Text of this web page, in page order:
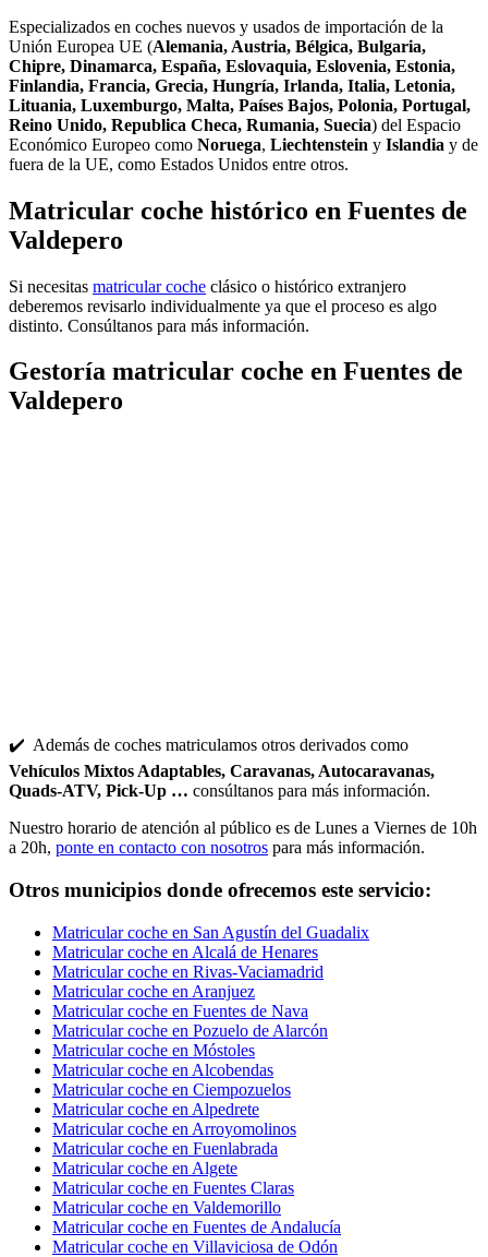
Especializados en coches nuevos y usados de importación de la
Unión Europea UE (Alemania, Austria, Bélgica, Bulgaria,
Chipre, Dinamarca, España, Eslovaquia, Eslovenia, Estonia,
Finlandia, Francia, Grecia, Hungría, Irlanda, Italia, Letonia,
Lituania, Luxemburgo, Malta, Países Bajos, Polonia, Portugal,
Reino Unido, Republica Checa, Rumania, Suecia) del Espacio
Económico Europeo como Noruega, Liechtenstein y Islandia y de
fuera de la UE, como Estados Unidos entre otros.
Matricular coche histórico en Fuentes de
Valdepero
Si necesitas matricular coche clásico o histórico extranjero
deberemos revisarlo individualmente ya que el proceso es algo
distinto. Consúltanos para más información.
Gestoría matricular coche en Fuentes de
Valdepero
✔️ Además de coches matriculamos otros derivados como
Vehículos Mixtos Adaptables, Caravanas, Autocaravanas,
Quads-ATV, Pick-Up … consúltanos para más información.
Nuestro horario de atención al público es de Lunes a Viernes de 10h
a 20h, ponte en contacto con nosotros para más información.
Otros municipios donde ofrecemos este servicio:
Matricular coche en San Agustín del Guadalix
Matricular coche en Alcalá de Henares
Matricular coche en Rivas-Vaciamadrid
Matricular coche en Aranjuez
Matricular coche en Fuentes de Nava
Matricular coche en Pozuelo de Alarcón
Matricular coche en Móstoles
Matricular coche en Alcobendas
Matricular coche en Ciempozuelos
Matricular coche en Alpedrete
Matricular coche en Arroyomolinos
Matricular coche en Fuenlabrada
Matricular coche en Algete
Matricular coche en Fuentes Claras
Matricular coche en Valdemorillo
Matricular coche en Fuentes de Andalucía
Matricular coche en Villaviciosa de Odón